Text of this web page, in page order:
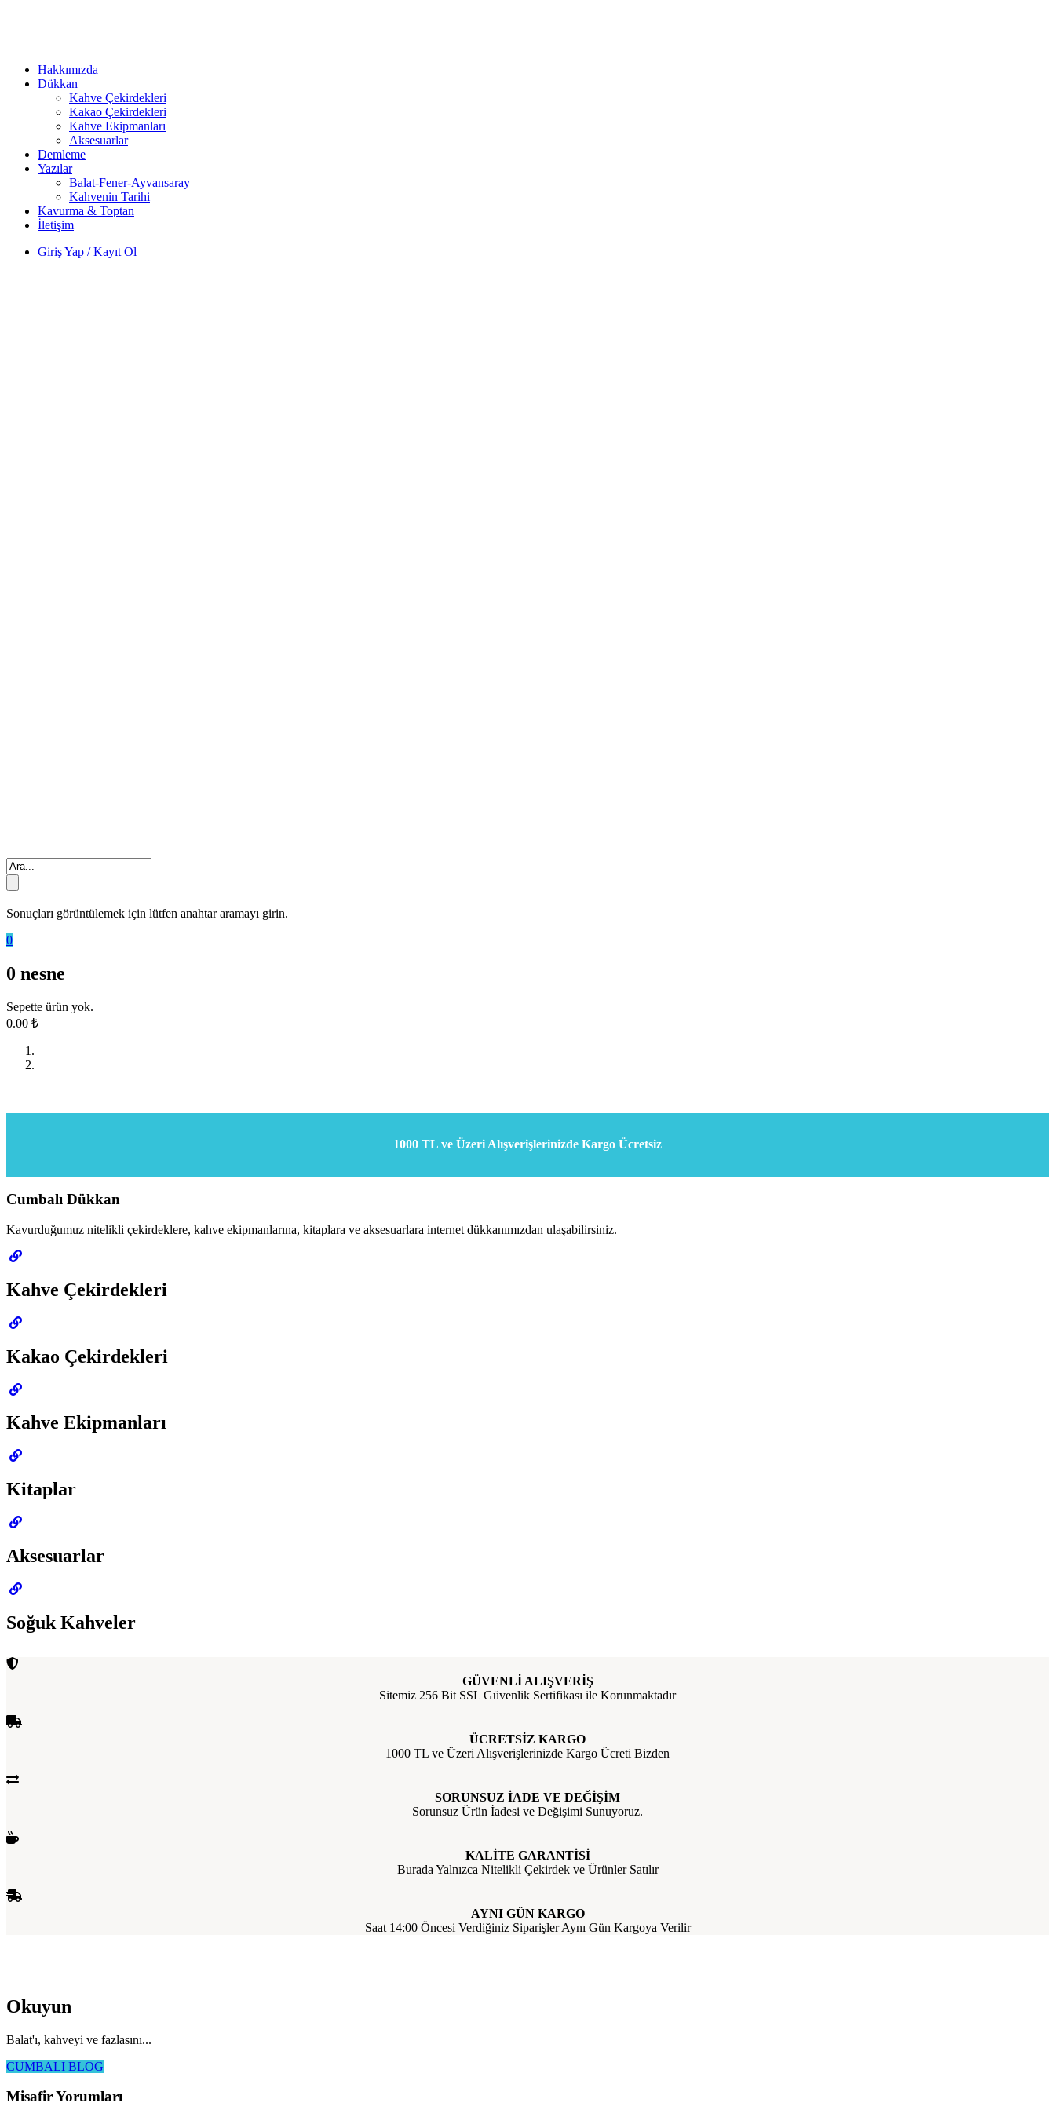
Hakkımızda
Dükkan
Kahve Çekirdekleri
Kakao Çekirdekleri
Kahve Ekipmanları
Aksesuarlar
Demleme
Yazılar
Balat-Fener-Ayvansaray
Kahvenin Tarihi
Kavurma & Toptan
İletişim
Giriş Yap / Kayıt Ol
Sonuçları görüntülemek için lütfen anahtar aramayı girin.
0
0 nesne
Sepette ürün yok.
0.00 ₺
1000 TL ve Üzeri Alışverişlerinizde Kargo Ücretsiz
Cumbalı Dükkan
Kavurduğumuz nitelikli çekirdeklere, kahve ekipmanlarına, kitaplara ve aksesuarlara internet dükkanımızdan ulaşabilirsiniz.
Kahve Çekirdekleri
Kakao Çekirdekleri
Kahve Ekipmanları
Kitaplar
Aksesuarlar
Soğuk Kahveler
GÜVENLİ ALIŞVERİŞ
Sitemiz 256 Bit SSL Güvenlik Sertifikası ile Korunmaktadır
ÜCRETSİZ KARGO
1000 TL ve Üzeri Alışverişlerinizde Kargo Ücreti Bizden
SORUNSUZ İADE VE DEĞİŞİM
Sorunsuz Ürün İadesi ve Değişimi Sunuyoruz.
KALİTE GARANTİSİ
Burada Yalnızca Nitelikli Çekirdek ve Ürünler Satılır
AYNI GÜN KARGO
Saat 14:00 Öncesi Verdiğiniz Siparişler Aynı Gün Kargoya Verilir
Okuyun
Balat'ı, kahveyi ve fazlasını...
CUMBALI BLOG
Misafir Yorumları